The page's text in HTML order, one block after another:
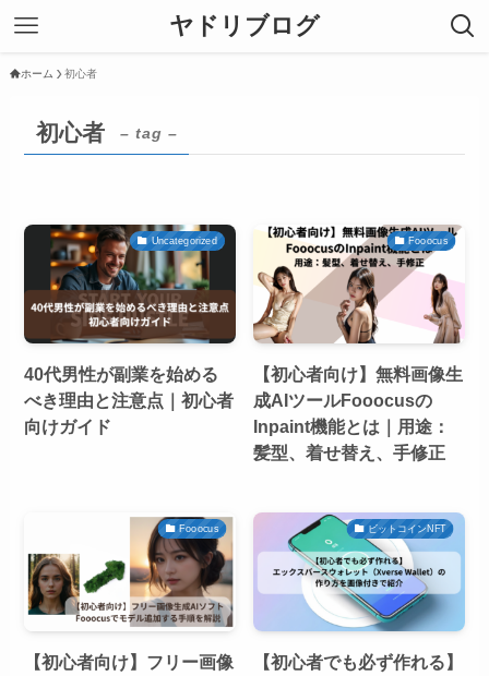
ヤドリブログ
ホーム 初心者
初心者 – tag –
Uncategorized
40代男性が副業を始める
べき理由と注意点｜初心者
向けガイド
Fooocus
【初心者向け】無料画像生
成AIツールFooocusの
Inpaint機能とは｜用途：
髪型、着せ替え、手修正
Fooocus
【初心者向け】フリー画像
ビットコインNFT
【初心者でも必ず作れる】